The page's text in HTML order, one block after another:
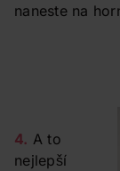
naneste na
4. A to
nejlepší